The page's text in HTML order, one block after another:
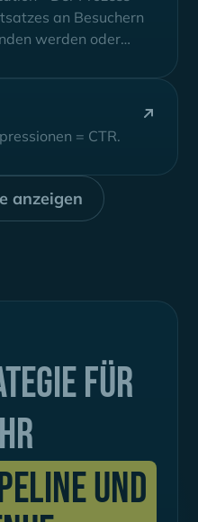
an Besuchern
werden oder
= CTR.
anzeigen
für
und